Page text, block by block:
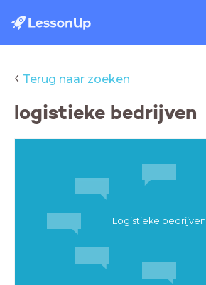
‹ Terug naar zoeken
logistieke bedrijven
Logistieke bedrijven